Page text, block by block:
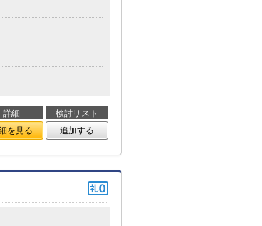
詳細
検討リスト
を見る 追加する